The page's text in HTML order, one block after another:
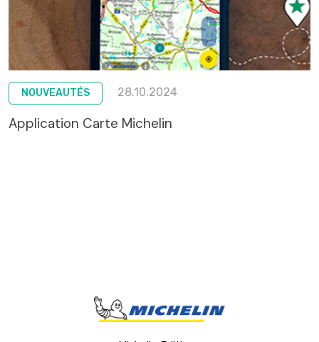
NOUVEAUTÉS 28.10.2024
Application Carte Michelin